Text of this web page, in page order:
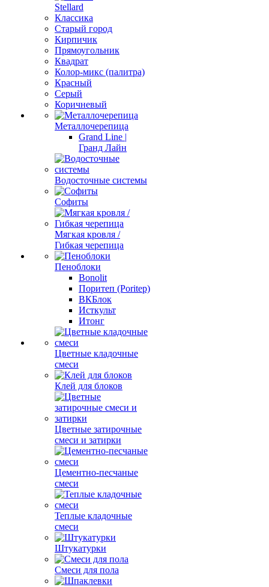
Stellard
Классика
Старый город
Кирпичик
Прямоугольник
Квадрат
Колор-микс (палитра)
Красный
Серый
Коричневый
Металлочерепица
Grand Line |
Гранд Лайн
Водосточные системы
Софиты
Мягкая кровля /
Гибкая черепица
Пеноблоки
Bonolit
Поритеп (Poritep)
ВКБлок
Исткульт
Итонг
Цветные кладочные
смеси
Клей для блоков
Цветные затирочные
смеси и затирки
Цементно-песчаные
смеси
Теплые кладочные
смеси
Штукатурки
Смеси для пола